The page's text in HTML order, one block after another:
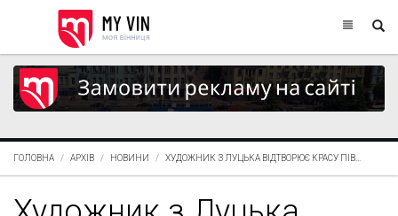
ГОЛОВНА АРХІВ НОВИНИ ХУДОЖНИК З ЛУЦЬКА ВІДТВОРЮЄ КРАСУ ПІВ...